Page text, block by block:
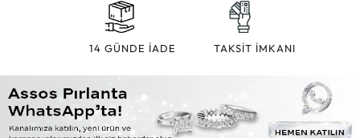
14 GÜNDE İADE TAKSİT İMKANI